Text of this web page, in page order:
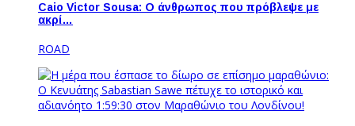
Caio Victor Sousa: O άνθρωπος που πρόβλεψε με
ακρί…
ROAD